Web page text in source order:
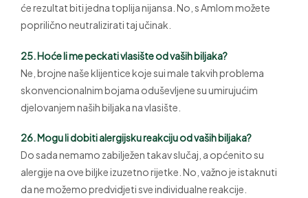
će rezultat biti jedna toplija nijansa. No, s Amlom možete
poprilično neutralizirati taj učinak.
25. Hoće li me peckati vlasište od vaših biljaka?
Ne, brojne naše klijentice koje sui male takvih problema
skonvencionalnim bojama oduševljene su umirujućim
djelovanjem naših biljaka na vlasište.
26. Mogu li dobiti alergijsku reakciju od vaših biljaka?
Do sada nemamo zabilježen takav slučaj, a općenito su
alergije na ove biljke izuzetno rijetke. No, važno je istaknuti
da ne možemo predvidjeti sve individualne reakcije.